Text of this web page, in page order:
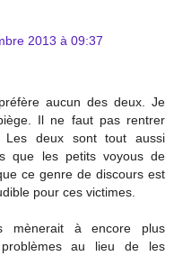
2013 à 09:37
aucun des deux. Je
Il ne faut pas rentrer
Les deux sont tout aussi
que les petits voyous de
ce genre de discours est
pour ces victimes.
mènerait à encore plus
au lieu de les